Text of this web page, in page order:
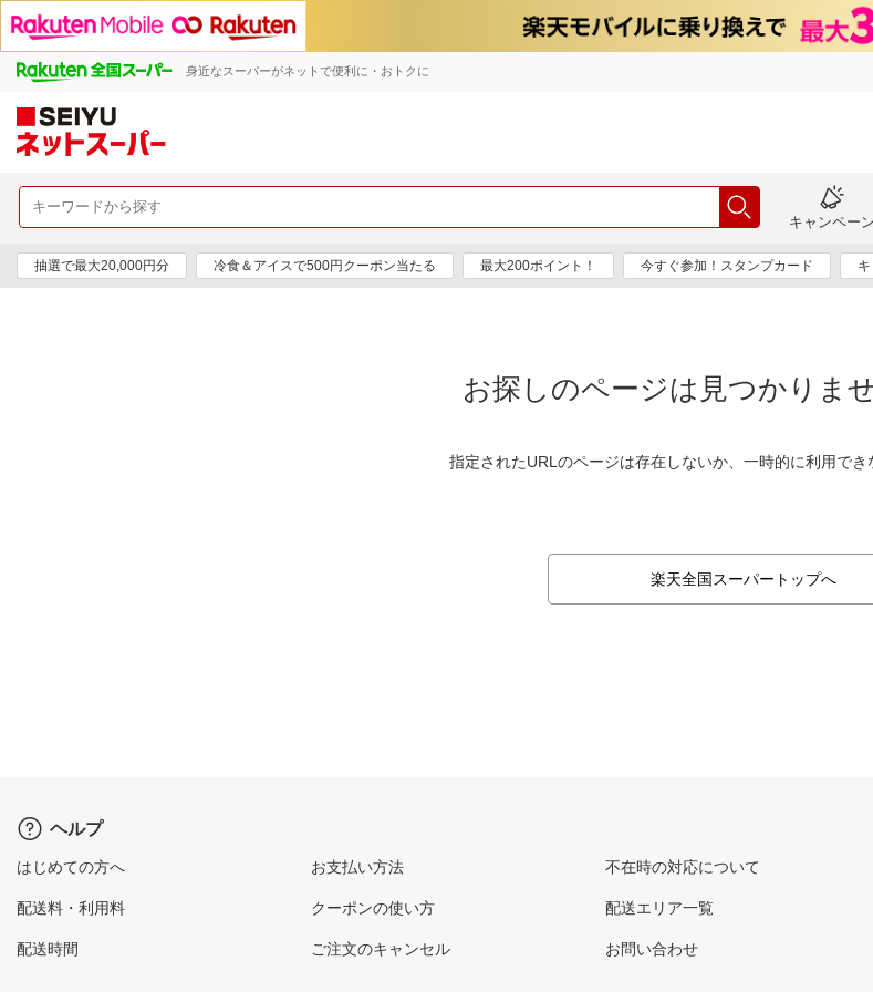
身近なスーパーがネットで便利に・おトクに
キャンペーン
抽選で最大20,000円分 冷食＆アイスで500円クーポン当たる 最大200ポイント！ 今すぐ参加！スタンプカード
お探しのページは見つかりま
指定されたURLのページは存在しないか、一時的に利用でき
楽天全国スーパートップへ
ヘルプ
はじめての方へ
配送料・利用料
配送時間
お支払い方法
クーポンの使い方
ご注文のキャンセル
不在時の対応について
配送エリア一覧
お問い合わせ